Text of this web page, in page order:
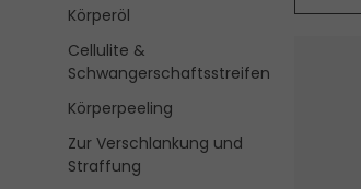
Körperöl
Cellulite &
Schwangerschaftsstreifen
Körperpeeling
Zur Verschlankung und
Straffung